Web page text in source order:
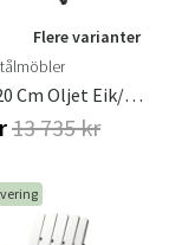
Flere varianter
9A Bord 120 Cm Oljet Eik/sort Understell
13 735 kr